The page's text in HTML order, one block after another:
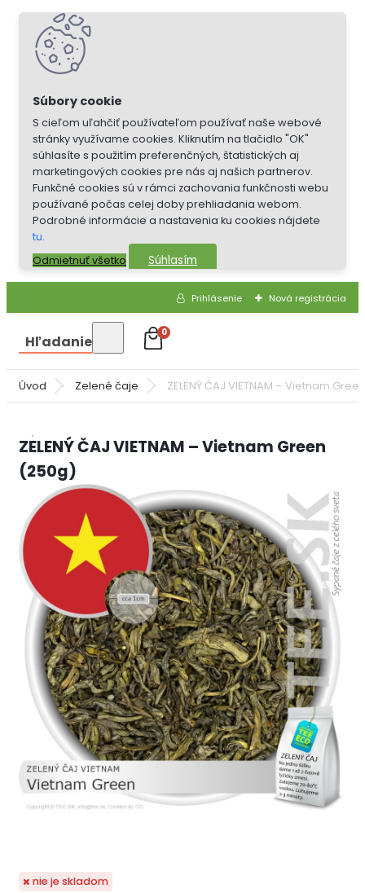
S cieľom uľahčiť používateľom používať naše webové
stránky využívame cookies. Kliknutím na tlačidlo "OK"
súhlasíte s použitím preferenčných, štatistických aj
marketingových cookies pre nás aj našich partnerov.
Funkčné cookies sú v rámci zachovania funkčnosti webu
používané počas celej doby prehliadania webom.
Podrobné informácie a nastavenia ku cookies nájdete
tu.
Odmietnuť všetko
Súhlasím
Prihlásenie Nová registrácia
Hľadanie
0
Úvod Zelené čaje ZELENÝ ČAJ VIETNAM – Vietnam
ZELENÝ ČAJ VIETNAM – Vietnam Green
(250g)
nie je skladom